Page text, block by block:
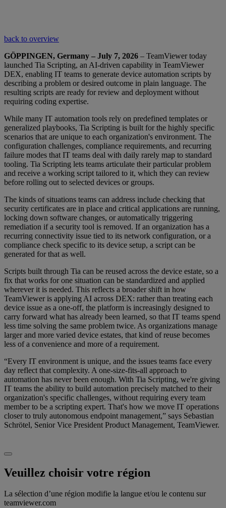
back to overview
GÖPPINGEN, Germany – July 7, 2026 – TeamViewer today
launched Tia Scripting, an AI-driven capability in TeamViewer
DEX, enabling IT teams to generate device automation scripts by
describing a problem or desired outcome in plain language. The
resulting scripts are ready for review and deployment without
requiring coding expertise.
While many IT automation tools rely on predefined templates or
generalized playbooks, Tia Scripting is built for the highly specific
scenarios that are unique to each organization's environment. The
configuration challenges, compliance requirements, and recurring
failure modes that IT teams deal with daily rarely map to standard
tooling. Tia Scripting lets teams articulate their particular problem
and receive a working script tailored to it, which they can review
before rolling out to selected devices or groups.
The kinds of situations teams can address include checking that
security certificates are in place and critical applications are running,
locking down software changes, or automatically triggering
remediation if a security tool is removed. If an organization has a
recurring connectivity issue tied to its network configuration, or a
compliance check specific to its device setup, a script can be
generated for that as well.
Scripts built through Tia can be reused across the device estate, so a
fix that works for one situation can be standardized and applied
wherever it is needed. This reflects a broader shift in how
TeamViewer is applying AI across DEX: rather than treating each
device issue as a one-off, the platform is increasingly designed to
carry forward what has already been learned, so that IT teams spend
less time solving the same problem twice. As organizations manage
larger and more varied device estates, that kind of reuse becomes
less of a convenience and more of a requirement.
“Every IT environment is unique, and the issues teams face every
day reflect that complexity. A one-size-fits-all approach to
automation has never been enough. With Tia Scripting, we're giving
IT teams the ability to build automation precisely matched to their
organization's specific challenges, without requiring every team
member to be a scripting expert. That's how we move IT operations
closer to truly autonomous endpoint management,” says Sebastian
Schrötel, Senior Vice President Product Management, TeamViewer.
Veuillez choisir votre région
La sélection d’une région modifie la langue et/ou le contenu sur
teamviewer.com